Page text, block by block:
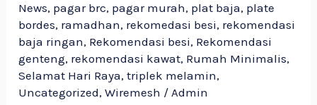
News, pagar brc, pagar murah, plat baja, plate
bordes, ramadhan, rekomedasi besi, rekomendasi
baja ringan, Rekomendasi besi, Rekomendasi
genteng, rekomendasi kawat, Rumah Minimalis,
Selamat Hari Raya,triplek melamin,
Uncategorized,Wiremesh /Admin